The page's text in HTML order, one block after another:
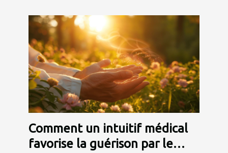
Comment un intuitif médical
favorise la guérison par le